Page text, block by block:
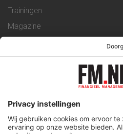
Trainingen
Magazine
Service & Contact
Werken bij ons
Privacy Statement